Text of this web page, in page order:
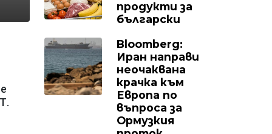
продукти за
български
Bloomberg:
Иран направи
неочаквана
крачка към
Европа по
въпроса за
Ормузкия